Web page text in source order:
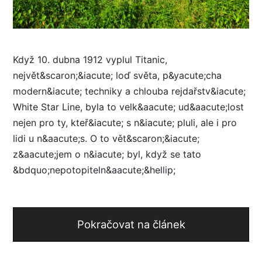
Když 10. dubna 1912 vyplul Titanic,
největ&scaron;&iacute; loď světa, p&yacute;cha
modern&iacute; techniky a chlouba rejdařstv&iacute;
White Star Line, byla to velk&aacute; ud&aacute;lost
nejen pro ty, kteř&iacute; s n&iacute; pluli, ale i pro
lidi u n&aacute;s. O to vět&scaron;&iacute;
z&aacute;jem o n&iacute; byl, když se tato
&bdquo;nepotopiteln&aacute;&hellip;
Pokračovat na článek